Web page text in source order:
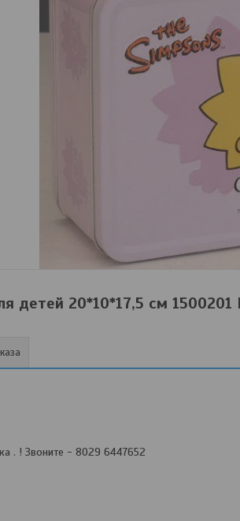
детей 20*10*17,5 см
. ! Звоните - 8029 6447652